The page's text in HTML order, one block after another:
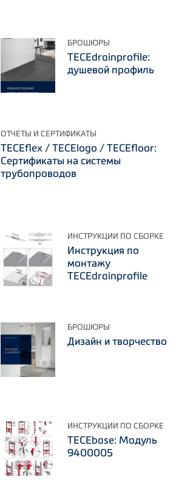
БРОШЮРЫ
TECEdrainprofile:
душевой профиль
ОТЧЕТЫ И СЕРТИФИКАТЫ
TECEflex / TECElogo / TECEfloor:
Сертификаты на системы
трубопроводов
ИНСТРУКЦИИ ПО СБОРКЕ
Инструкция по
монтажу
TECEdrainprofile
БРОШЮРЫ
Дизайн и творчество
ИНСТРУКЦИИ ПО СБОРКЕ
TECEbase: Модуль
9400005